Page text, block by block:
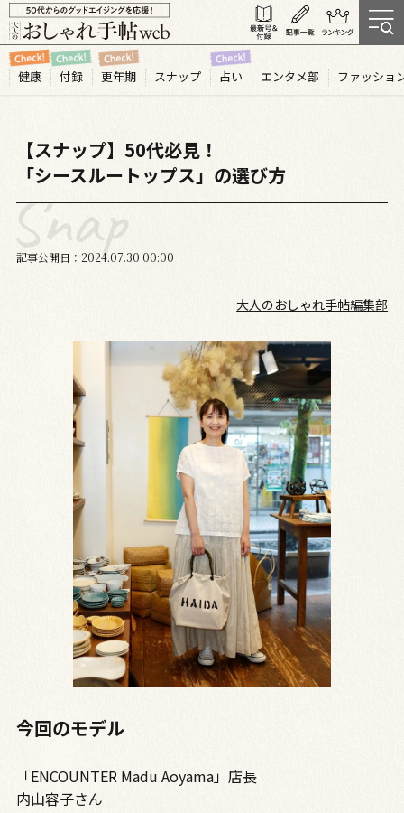
健康 付録 更年期 スナップ 占い エンタメ部 ファッショ
【スナップ】50代必見！
「シースルートップス」の選び方
記事公開日 2024.07 30 00:00
大人のおしゃれ手帖編集部
今回のモデル
「ENCOUNTER Madu Aoyama」店長
内山容子さん